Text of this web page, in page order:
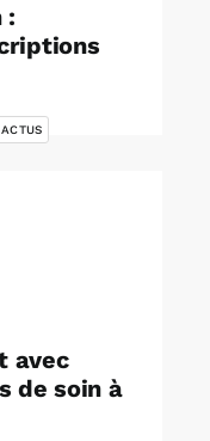
:
avec
de soin à